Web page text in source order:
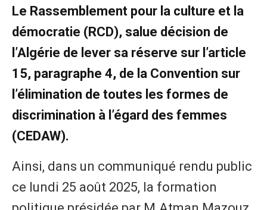
Le Rassemblement pour la culture et la
démocratie (RCD), salue décision de
l’Algérie de lever sa réserve sur l’article
15, paragraphe 4, de la Convention sur
l’élimination de toutes les formes de
discrimination à l’égard des femmes
(CEDAW).
Ainsi, dans un communiqué rendu public
ce lundi 25 août 2025, la formation